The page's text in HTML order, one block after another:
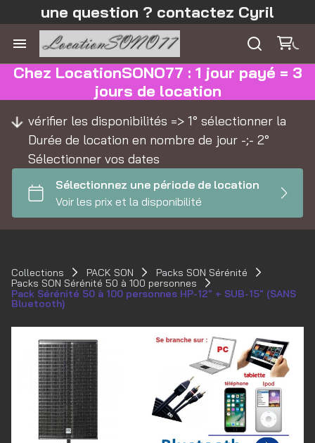
une question ? contactez Cyril
Chez LocationSONO77 : 1 jour payé = 3
jours de location
vérifier les disponibilités => 1° sélectionner la
Durée de location en nombre de jour -;- 2°
Sélectionner vos dates
Collections PACK SON
Packs SON Sérénité
Packs SON Sérénité 50 à 100 personnes
Pack Sérénité 50 à 100 personnes HP-12" + SUB-15" (SANS
Bluetooth)